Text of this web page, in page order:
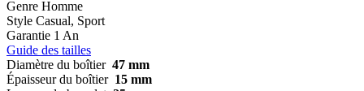
Genre Homme
Style Casual, Sport
Garantie 1 An
Guide des tailles
Diamètre du boîtier 47 mm
Épaisseur du boîtier 15 mm